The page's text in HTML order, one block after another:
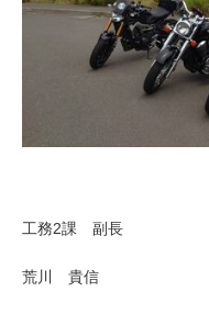
工務2課 副長
荒川 貴信